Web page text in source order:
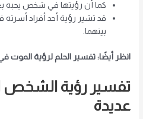
كما أن رؤيتها في شخص يحبه
قد تشير رؤية أحد أفراد أسرته
بينهما.
انظر أيضًا: تفسير الحلم لرؤية الموت
تفسير رؤية الشخص
عديدة